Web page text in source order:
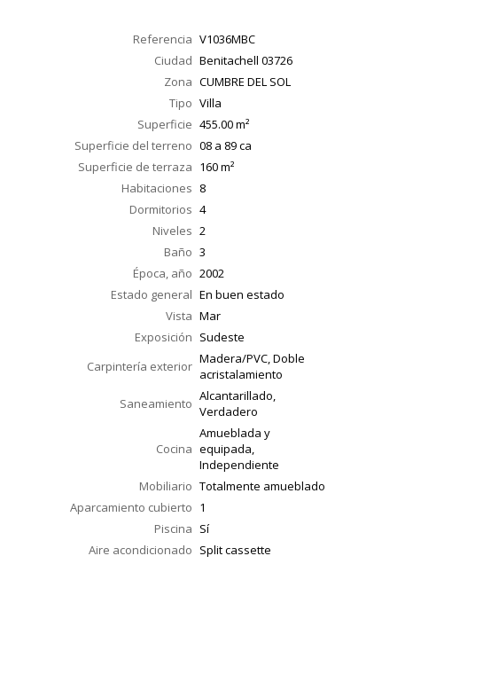
Referencia V1036MBC
Ciudad Benitachell 03726
Zona CUMBRE DEL SOL
Tipo Villa
Superficie 455.00m²
Superficie del terreno 08 a 89 ca
Superficie de terraza 160m²
Habitaciones 8
Dormitorios 4
Niveles 2
Baño 3
Época, año 2002
Estado general En buen estado
Vista Mar
Exposición Sudeste
Carpintería exterior Madera/PVC, Doble
acristalamiento
Saneamiento Alcantarillado,
Verdadero
Cocina
Amueblada y
equipada,
Independiente
Mobiliario Totalmente amueblado
Aparcamiento cubierto 1
Piscina Sí
Aire acondicionado Split cassette